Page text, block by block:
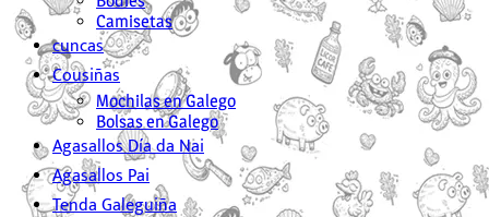
Camisetas
cuncas
Cousiñas
Mochilas en Galego
Bolsas en Galego
Agasallos Día da Nai
Agasallos Pai
Tenda Galeguiña